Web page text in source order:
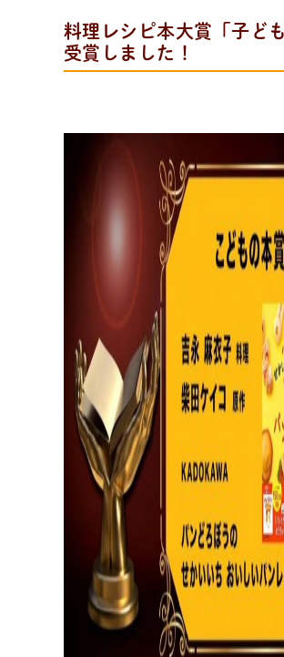
情報
おしらせやイベントなど
パンとは？
活動/プロフィールについて
日々のパンの想いや出張パン教室の活動
の吉永麻衣子と書籍の紹介。
料理レシピ本大賞「子ど
受賞しました！